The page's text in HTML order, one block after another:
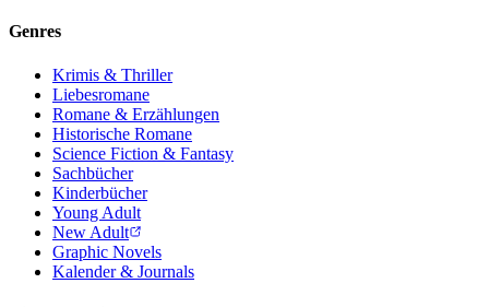
Genres
Krimis & Thriller
Liebesromane
Romane & Erzählungen
Historische Romane
Science Fiction & Fantasy
Sachbücher
Kinderbücher
Young Adult
New Adult
Graphic Novels
Kalender & Journals